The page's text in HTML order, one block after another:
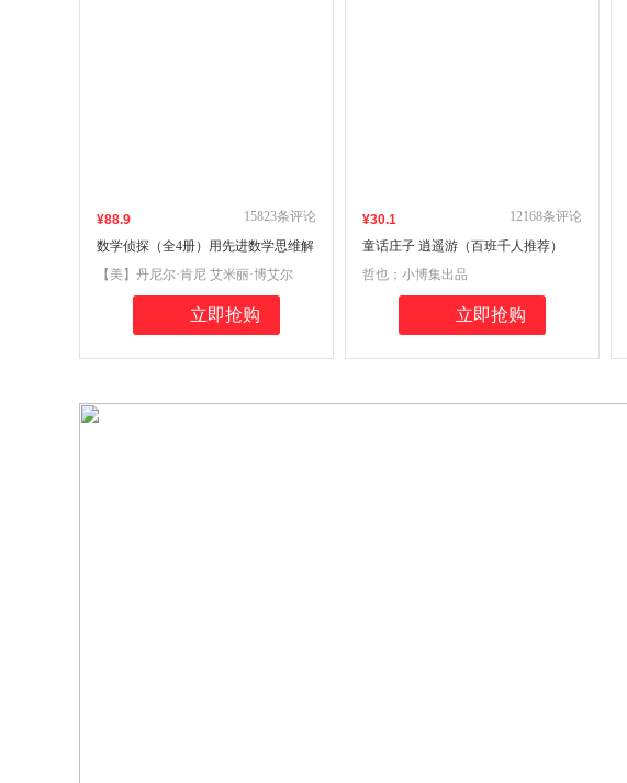
¥88.9
数学侦探（全4册）用先进数学思维解
决炫酷侦探难题
15823条评论
【美】丹尼尔·肯尼 艾米丽·博艾尔
著，小博集出品
立即抢购
¥30.1
童话庄子 逍遥游（百班千人推荐）
12168条评论
哲也；小博集出品
立即抢购